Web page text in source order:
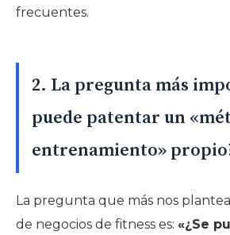
frecuentes.
2. La pregunta más
puede patentar un
entrenamiento»
La pregunta que más nos
de negocios de fitness es: «¿Se